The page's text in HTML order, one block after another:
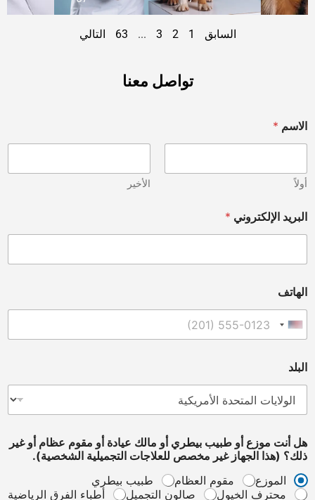
السابق 1
2
3
...
63 التالي
تواصل معنا
الاسم *
أولاً الأخير
البريد الإلكتروني *
الهاتف
United States +1
البلد
ل
ع
ل
ا
هل أنت موزع أو طبيب بيطري أو مالك عيادة أو مقوم عظام أو غير
ذلك؟ (هذا الجهاز غير مخصص للعلاجات التجميلية الشخصية).
الموزع
مقوم العظام
طبيب بيطري
محترف الخيول
صالون التجميل
أطباء الفرق الرياضية